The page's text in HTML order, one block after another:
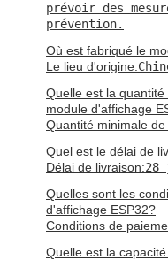
prévoir des
prévention.
Où est fabriqué le
Le lieu d'origine:
Quelle est la
module d'affichage
Quantité minimale
Quel est le délai de
Délai de livraison:28
Quelles sont les
d'affichage ESP32?
Conditions de
Quelle est la